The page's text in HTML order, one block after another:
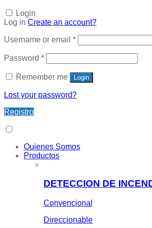
Login
Log in Create an account?
Username or email *
Password *
Remember me Login
Lost your password?
Registro
Quienes Somos
Productos
DETECCION DE
Convencional
Direccionable